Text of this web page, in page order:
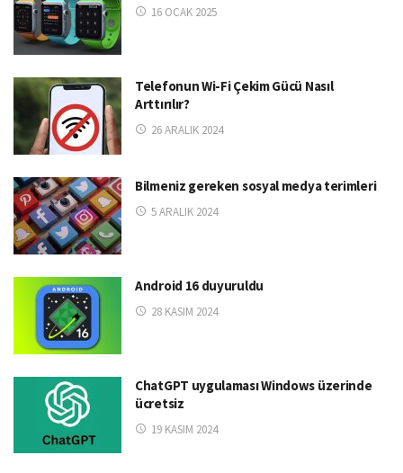
16 OCAK 2025
Telefonun Wi-Fi Çekim Gücü Nasıl
Arttırılır?
26 ARALIK 2024
Bilmeniz gereken sosyal medya terimleri
5 ARALIK 2024
Android 16 duyuruldu
28 KASIM 2024
ChatGPT uygulaması Windows üzerinde
ücretsiz
19 KASIM 2024